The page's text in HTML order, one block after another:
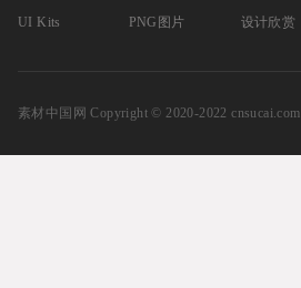
UI Kits PNG图片 设计欣赏
素材中国网 Copyright © 2020-2022 cnsucai.com